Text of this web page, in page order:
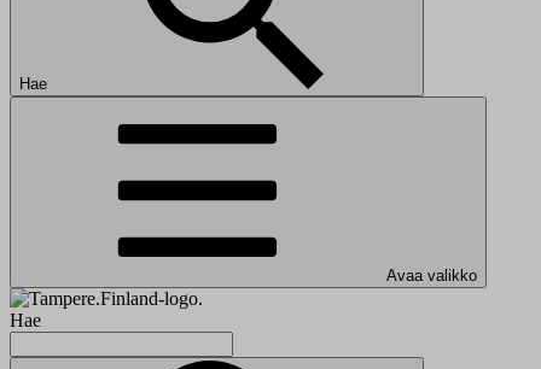
Hae
Avaa valikko
Hae